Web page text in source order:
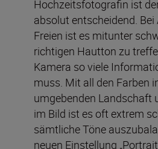
Hochzeitsfotografin ist
absolut entscheidend.
Freien ist es mitunter
richtigen Hautton zu
Kamera so viele
muss. Mit all den Farben
umgebenden Landschaft
im Bild ist es oft extrem
sämtliche Töne
neuen Einstellung